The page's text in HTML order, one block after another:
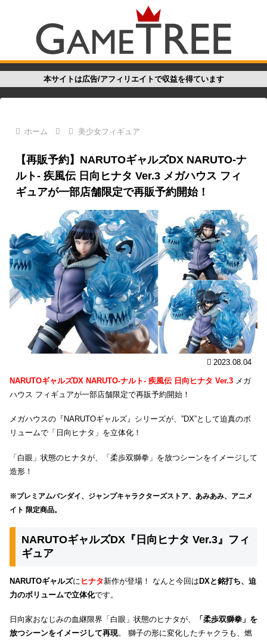
本サイトは広告/アフィリエイトで収益を得ています
ホーム 美少女フィギュア
【再販予約】NARUTOギャルズDX NARUTO-ナ
ルト- 疾風伝 日向ヒナタ Ver.3 メガハウス フィ
ギュアが一部店舗限定で再販予約開始！
2023.08.04
NARUTOギャルズDX NARUTO-ナルト- 疾風伝 日向ヒナタ Ver.3 メガ
ハウス フィギュアが一部店舗限定で再販予約開始！
メガハウスの『NARUTOギャルズ』シリーズが、”DX”として迫真のボ
リュームで「日向ヒナタ」を立体化！
「白眼」状態のヒナタが、「柔歩双獅拳」を放つシーンをイメージして
造形！
※プレミアムバンダイ、ジャンプキャラクターズストア、あみあみ、アニメ
イト 限定商品。
NARUTOギャルズDX『日向ヒナタ Ver.3』フィ
ギュア
NARUTOギャルズに ヒナタ新作が登場！ なんと今回はDXと銘打ち、迫
力のボリュームで立体化です。
日向家おなじみの血継限界「白眼」状態のヒナタが、
「柔歩双獅拳」を
放つシーンをイメージして再現。 獅子の形に変化したチャクラも、燃